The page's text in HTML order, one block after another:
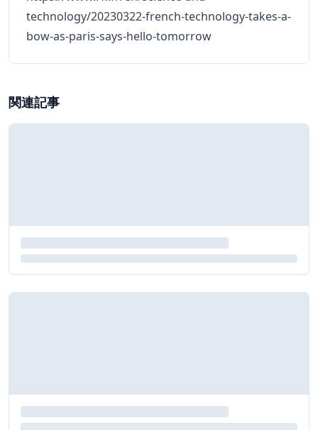
technology/20230322-french-technology-takes-a-
bow-as-paris-says-hello-tomorrow
関連記事